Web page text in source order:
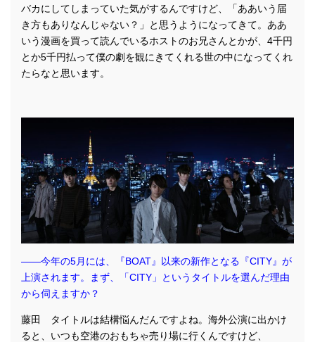
バカにしてしまっていた気がするんですけど、「ああいう届
き方もありなんじゃない？」と思うようになってきて。ああ
いう漫画を買って読んでいるホストのお兄さんとかが、4千円
とか5千円払って僕の劇を観にきてくれる世の中になってくれ
たらなと思います。
――今年の5月には、『BOAT』以来の新作となる『CITY』が
上演されます。まず、「CITY」というタイトルを選んだ理由
から伺えますか？
藤田 タイトルは結構悩んだんですよね。海外公演に出かけ
ると、いつも空港のおもちゃ売り場に行くんですけど、